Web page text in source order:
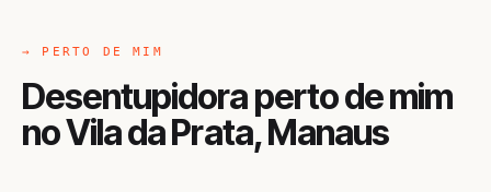
→ PERTO DE MIM
Desentupidora perto de mim
no Vila da Prata, Manaus